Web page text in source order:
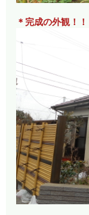
＊完成の外観！！